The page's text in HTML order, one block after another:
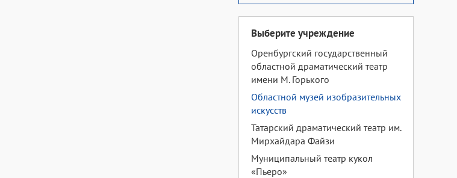
Выберите учреждение
Оренбургский государственный
областной драматический театр
имени М. Горького
Областной музей изобразительных
искусств
Татарский драматический театр им.
Мирхайдара Файзи
Муниципальный театр кукол
«Пьеро»